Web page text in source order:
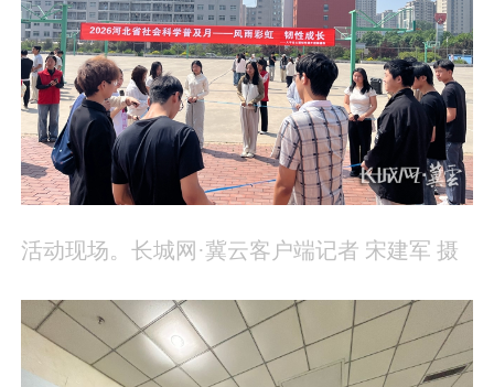
活动现场。长城网·冀云客户端记者 宋建军 摄